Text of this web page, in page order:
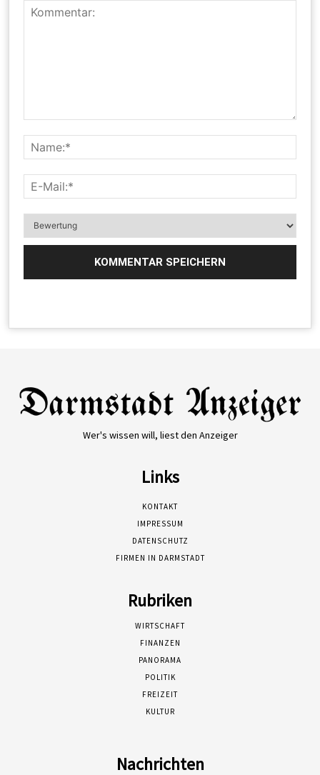
Wer's wissen will, liest den Anzeiger
Links
KONTAKT
IMPRESSUM
DATENSCHUTZ
FIRMEN IN DARMSTADT
Rubriken
WIRTSCHAFT
FINANZEN
PANORAMA
POLITIK
FREIZEIT
KULTUR
Nachrichten